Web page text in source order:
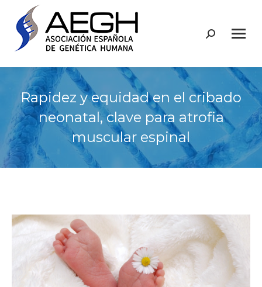
Buscar:
Rapidez y equidad en el cribado
neonatal, clave para atrofia
muscular espinal